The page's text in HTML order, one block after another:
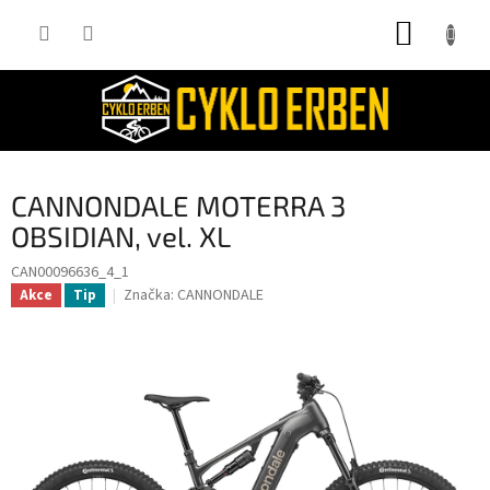
CANNONDALE MOTERRA 3
OBSIDIAN, vel. XL
CAN00096636_4_1
Akce Tip Značka: CANNONDALE